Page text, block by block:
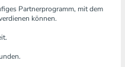
Partnerprogramm, mit dem
können.